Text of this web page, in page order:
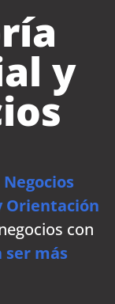
y
Orientación
con
ser más